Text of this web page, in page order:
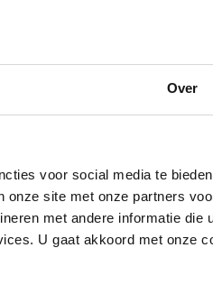
Over
voor social media te
onze site met onze partners
met andere informatie die
U gaat akkoord met onze